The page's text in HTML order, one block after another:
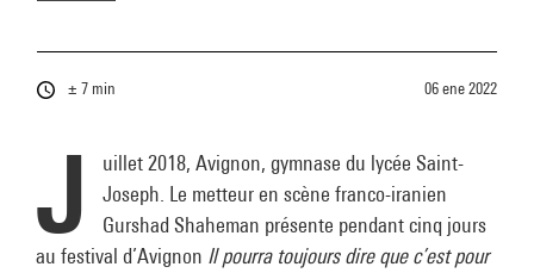
± 7 min 06 ene 2022
J
uillet 2018, Avignon, gymnase du lycée Saint-
Joseph. Le metteur en scène franco-iranien
Gurshad Shaheman présente pendant cinq jours
au festival d’Avignon Il pourra toujours dire que c’est pour